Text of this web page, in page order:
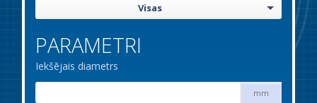
Visas
PARAMETRI
Iekšējais diametrs
mm